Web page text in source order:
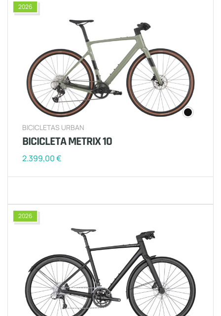
2026
BICICLETAS URBAN
BICICLETA METRIX 10
2.399,00€
2026